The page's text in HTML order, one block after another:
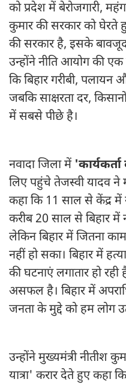
को प्रदेश में बेरोजगारी,
कुमार की सरकार को घेरते
की सरकार है, इसके
उन्होंने नीति आयोग की एक
कि बिहार गरीबी, पलायन
जबकि साक्षरता दर,
में सबसे पीछे है।
नवादा जिला में
लिए पहुंचे तेजस्वी यादव ने
कहा कि 11 साल से केंद्र में
करीब 20 साल से बिहार में
लेकिन बिहार में जितना
नहीं हो सका। बिहार में
की घटनाएं लगातार हो
असफल है। बिहार में
जनता के मुद्दे को हम लोग
उन्होंने मुख्यमंत्री नीतीश
यात्रा' करार देते हुए कहा